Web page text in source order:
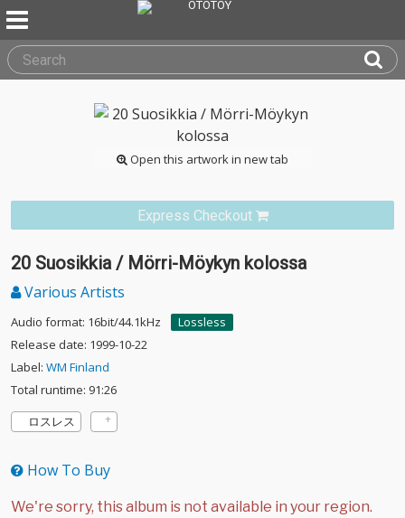
Open this artwork in new tab
Express Checkout
20 Suosikkia / Mörri-Möykyn kolossa
Various Artists
Audio format: 16bit/44.1kHz
Lossless
Release date: 1999-10-22
Label: WM Finland
Total runtime: 91:26
ロスレス
How To Buy